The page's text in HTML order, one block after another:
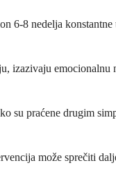
6-8 nedelja
izazivaju
su praćene drugim
može sprečiti